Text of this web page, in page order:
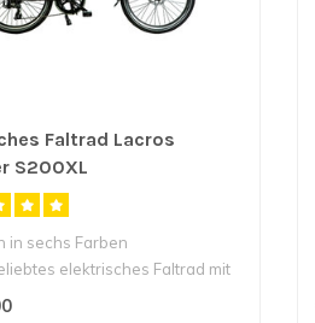
Faltrad Lacros
S200XL
in sechs Farben
elektrisches Faltrad mit